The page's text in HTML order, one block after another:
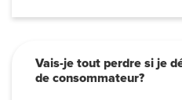
Vais-je tout perdre si je
de consommateur?